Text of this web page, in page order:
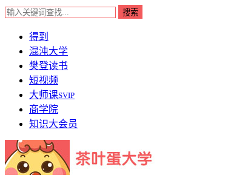
得到
混沌大学
樊登读书
短视频
大师课SVIP
商学院
知识大会员